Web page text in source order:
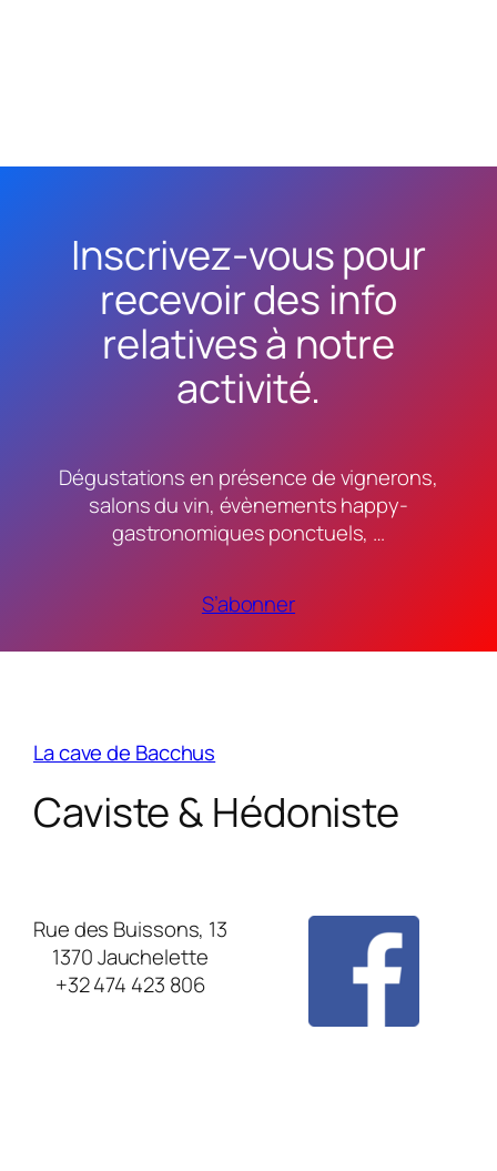
Inscrivez-vous pour
recevoir des info
relatives à notre
activité.
Dégustations en présence de vignerons,
salons du vin, évènements happy-
gastronomiques ponctuels, …
S’abonner
La cave de Bacchus
Caviste & Hédoniste
Rue des Buissons, 13
1370 Jauchelette
+32 474 423 806